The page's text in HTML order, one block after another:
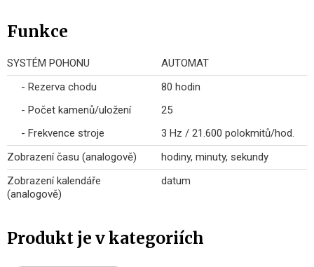
Funkce
SYSTÉM POHONU
AUTOMAT
- Rezerva chodu
80 hodin
- Počet kamenů/uložení
25
- Frekvence stroje
3 Hz / 21.600 polokmitů/hod.
Zobrazení času (analogově)
hodiny, minuty, sekundy
Zobrazení kalendáře
(analogově)
datum
Produkt je v kategoriích